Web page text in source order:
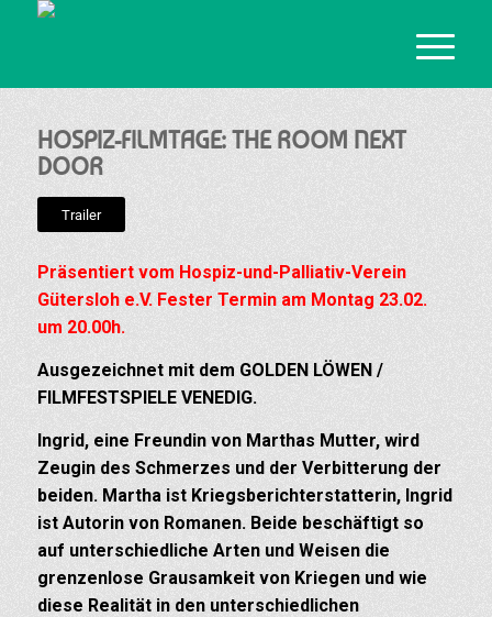
HOSPIZ-FILMTAGE: THE ROOM NEXT
DOOR
Trailer
Präsentiert vom Hospiz-und-Palliativ-Verein
Gütersloh e.V. Fester Termin am Montag 23.02.
um 20.00h.
Ausgezeichnet mit dem GOLDEN LÖWEN /
FILMFESTSPIELE VENEDIG.
Ingrid, eine Freundin von Marthas Mutter, wird
Zeugin des Schmerzes und der Verbitterung der
beiden. Martha ist Kriegsberichterstatterin, Ingrid
ist Autorin von Romanen. Beide beschäftigt so
auf unterschiedliche Arten und Weisen die
grenzenlose Grausamkeit von Kriegen und wie
diese Realität in den unterschiedlichen